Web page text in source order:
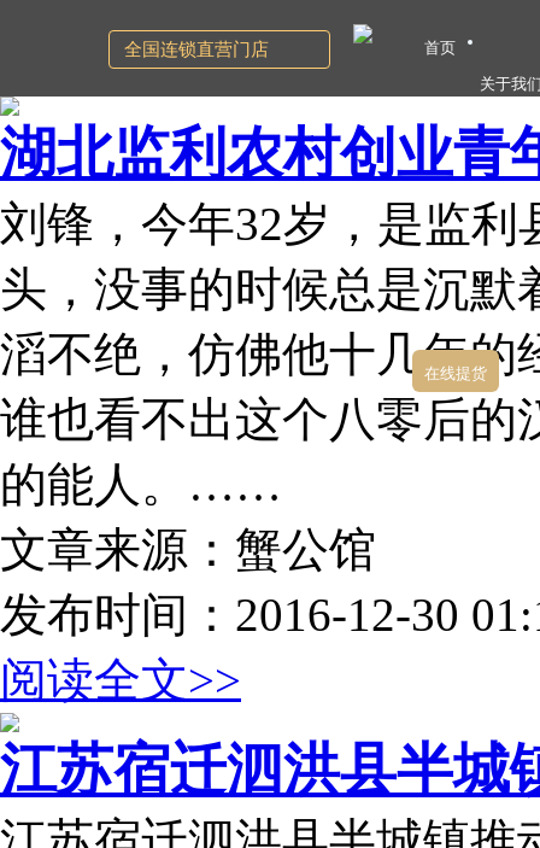
湖北监利农村创业青
刘锋，今年32岁，是监
头，没事的时候总是沉
滔不绝，仿佛他十几年的
谁也看不出这个八零后的
的能人。……
文章来源：蟹公馆
发布时间：2016-12-30
阅读全文>>
江苏宿迁泗洪县半城
全国连锁直营门店
首页
关于我
在线提货